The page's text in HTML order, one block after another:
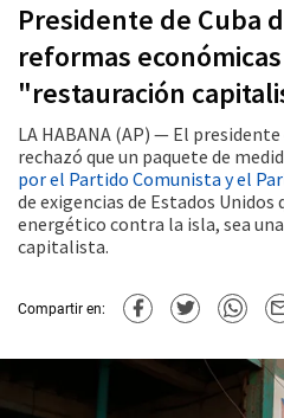
Presidente de Cuba
reformas
"restauración
LA HABANA (AP) — El
rechazó que un paquete de
por el Partido Comunista y el
de exigencias de Estados
energético contra la isla, sea
capitalista.
Compartir en: